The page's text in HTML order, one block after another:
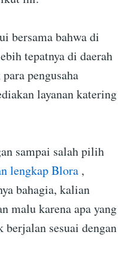
bersama bahwa di
tepatnya di daerah
pengusaha
layanan katering
sampai salah pilih
lengkap Blora ,
bahagia, kalian
malu karena apa yang
sesuai dengan